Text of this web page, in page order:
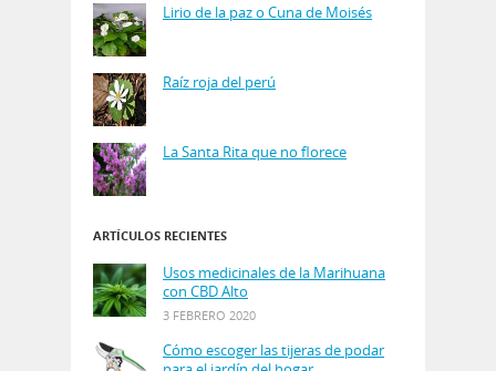
Lirio de la paz o Cuna de Moisés
Raíz roja del perú
La Santa Rita que no florece
ARTÍCULOS RECIENTES
Usos medicinales de la Marihuana
con CBD Alto
3 FEBRERO 2020
Cómo escoger las tijeras de podar